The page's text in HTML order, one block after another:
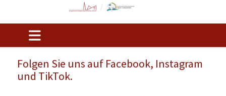
Folgen Sie uns auf Facebook, Instagram
und TikTok.